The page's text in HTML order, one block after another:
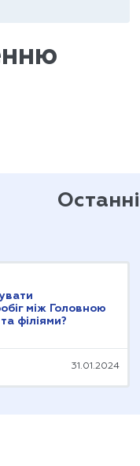
між Головною
філіями?
31.01.2024